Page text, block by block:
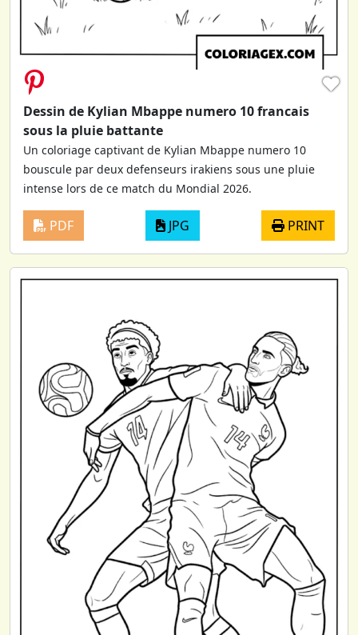
♥
Dessin de Kylian Mbappe numero 10 francais
sous la pluie battante
Un coloriage captivant de Kylian Mbappe numero 10
bouscule par deux defenseurs irakiens sous une pluie
intense lors de ce match du Mondial 2026.
PDF JPG PRINT